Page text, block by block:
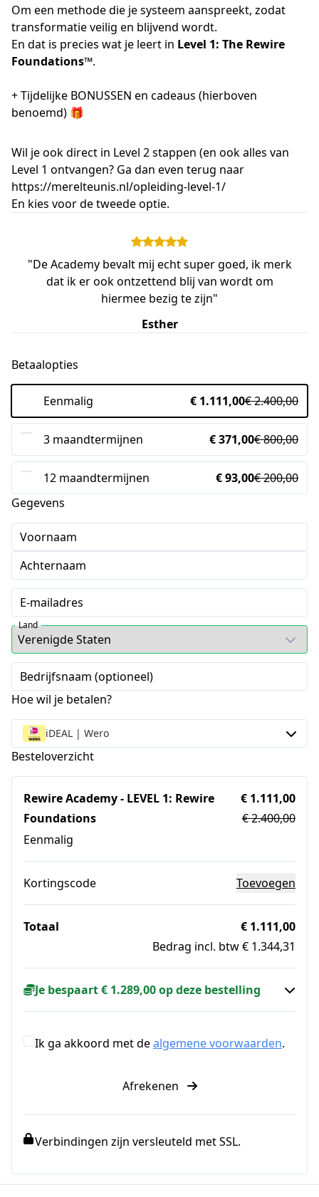
Om een methode die je systeem aanspreekt, zodat
transformatie veilig en blijvend wordt.
En dat is precies wat je leert in Level 1: The Rewire
Foundations™.
+ Tijdelijke BONUSSEN en cadeaus (hierboven
benoemd) 🎁
Wil je ook direct in Level 2 stappen (en ook alles van
Level 1 ontvangen? Ga dan even terug naar
https://merelteunis.nl/opleiding-level-1/
En kies voor de tweede optie.
"De Academy bevalt mij echt super goed, ik merk
dat ik er ook ontzettend blij van wordt om
hiermee bezig te zijn"
Esther
Betaalopties
Eenmalig € 1.111,00€ 2.400,00
3 maandtermijnen € 371,00€ 800,00
12 maandtermijnen € 93,00€ 200,00
Gegevens
Voornaam
Achternaam
E-mailadres
Land
Bedrijfsnaam (optioneel)
Hoe wil je betalen?
iDEAL | Wero
Besteloverzicht
Rewire Academy - LEVEL 1: Rewire
Foundations
Eenmalig
€ 1.111,00
€ 2.400,00
Kortingscode Toevoegen
Totaal
€ 1.111,00
Bedrag incl. btw € 1.344,31
Je bespaart € 1.289,00 op deze bestelling
Ik ga akkoord met dealgemene voorwaarden.
Afrekenen
Verbindingen zijn versleuteld met SSL.